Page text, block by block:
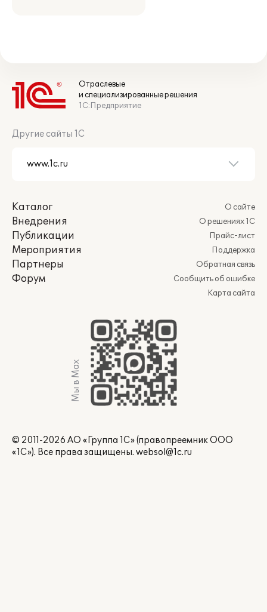
Отраслевые
и специализированные решения
1С:Предприятие
Другие сайты 1С
Каталог
Внедрения
Публикации
Мероприятия
Партнеры
Форум
О сайте
О решениях 1С
Прайс-лист
Поддержка
Обратная связь
Сообщить об ошибке
Карта сайта
Мы в Max
© 2011-2026 АО «Группа 1С» (правопреемник ООО
«1С»). Все права защищены. websol@1c.ru